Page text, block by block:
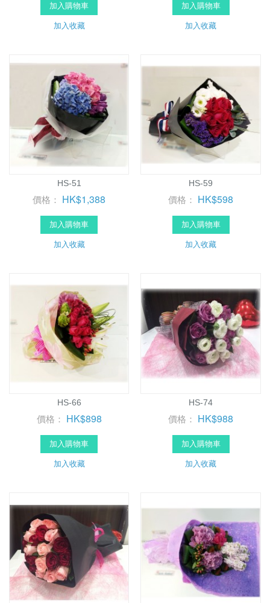
加入購物車
加入收藏
加入購物車
加入收藏
HS-51
價格： HK$1,388
加入購物車
加入收藏
HS-59
價格： HK$598
加入購物車
加入收藏
HS-66
價格： HK$898
加入購物車
加入收藏
HS-74
價格： HK$988
加入購物車
加入收藏